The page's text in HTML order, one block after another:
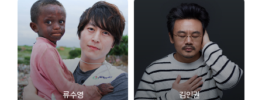
류수영 김인권